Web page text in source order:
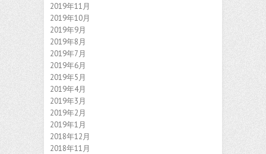
2019年11月
2019年10月
2019年9月
2019年8月
2019年7月
2019年6月
2019年5月
2019年4月
2019年3月
2019年2月
2019年1月
2018年12月
2018年11月